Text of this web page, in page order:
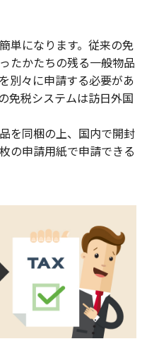
単になります。従来の免
たかたちの残る一般物品
別々に申請する必要があ
免税システムは訪日外国
を同梱の上、国内で開封
の申請用紙で申請できる